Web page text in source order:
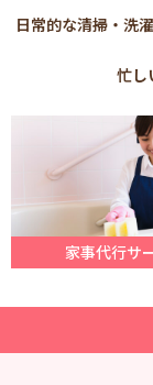
日常的な清掃・洗
忙し
家事代行サ